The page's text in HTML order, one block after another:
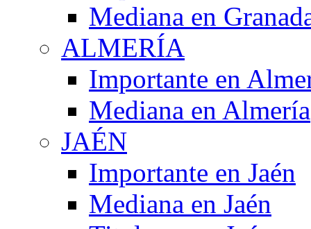
Mediana en
ALMERÍA
Importante en
Mediana en Almería
JAÉN
Importante en Jaén
Mediana en Jaén